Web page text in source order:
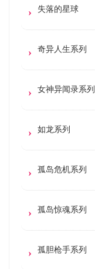
失落的星球
奇异人生系列
女神异闻录系列
如龙系列
孤岛危机系列
孤岛惊魂系列
孤胆枪手系列